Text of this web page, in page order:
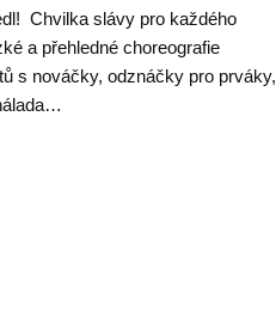
Chvilka slávy pro každého
a přehledné choreografie
s nováčky, odznáčky pro prváky,